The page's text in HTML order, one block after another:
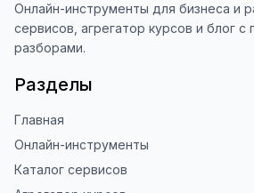
Онлайн-инструменты для бизнеса и
сервисов, агрегатор курсов и блог с
разборами.
Разделы
Главная
Онлайн-инструменты
Каталог сервисов